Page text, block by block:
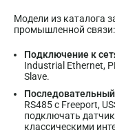
Модели из каталога
промышленной связи:
Подключение к
Industrial Ethernet,
Slave.
RS485 с Freeport,
подключать
классическими